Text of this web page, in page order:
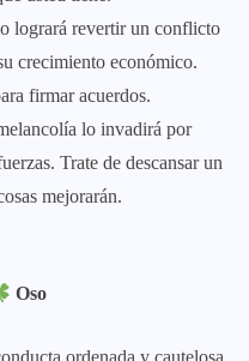
logrará revertir un conflicto
crecimiento económico.
firmar acuerdos.
lo invadirá por
Trate de descansar un
mejorarán.
Oso